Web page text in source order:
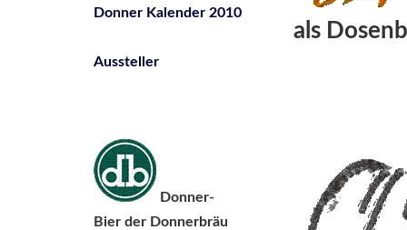
Donner Kalender 2010
Aussteller
Donner-
Bier der Donnerbräu
als